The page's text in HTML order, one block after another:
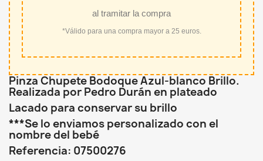
al tramitar la compra
*Válido para una compra mayor a 25 euros.
Pinza Chupete Bodoque Azul-blanco Brillo.
Realizada por Pedro Durán en plateado
Lacado para conservar su brillo
***Se lo enviamos personalizado con el
nombre del bebé
Referencia: 07500276